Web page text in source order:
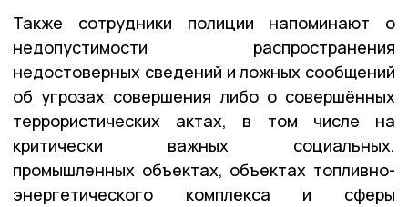
Также сотрудники полиции напоминают о
недопустимости распространения
недостоверных сведений и ложных сообщений
об угрозах совершения либо о совершённых
террористических актах, в том числе на
критически важных социальных,
промышленных объектах, объектах топливно-
энергетического комплекса и сферы